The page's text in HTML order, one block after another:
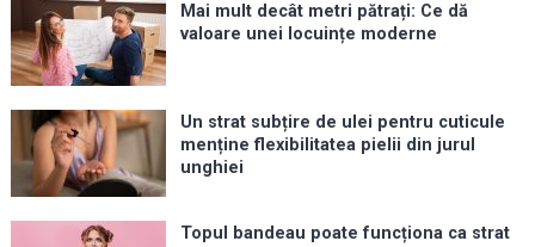
Mai mult decât metri pătrați: Ce dă
valoare unei locuințe moderne
Un strat subțire de ulei pentru cuticule
menține flexibilitatea pielii din jurul
unghiei
Topul bandeau poate funcționa ca strat